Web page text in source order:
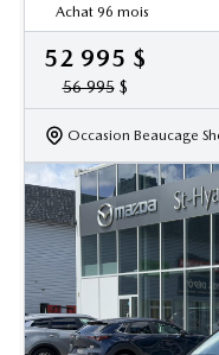
Achat 96 mois
52 995 $
56 995$
Occasion Beaucage